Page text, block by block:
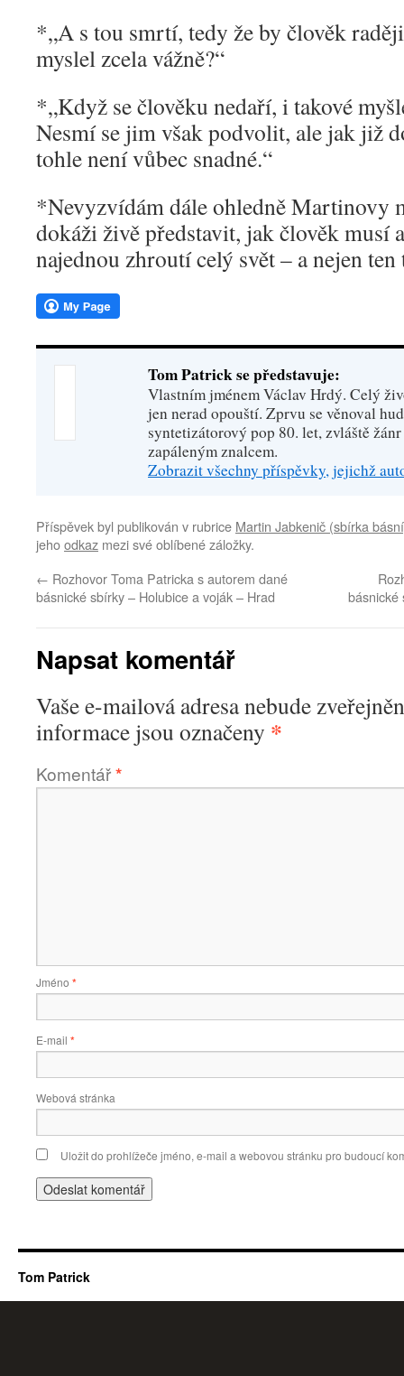
*„A s tou smrtí, tedy že by člověk
myslel zcela vážně?“
*„Když se člověku nedaří, i takové
Nesmí se jim však podvolit, ale jak již
tohle není vůbec snadné.“
*Nevyzvídám dále ohledně Martinovy
dokáži živě představit, jak člověk musí
najednou zhroutí celý svět – a nejen
Tom Patrick se představuje:
Vlastním jménem Václav Hrdý. Celý
jen nerad opouští. Zprvu se věnoval
syntetizátorový pop 80. let, zvláště
zapáleným znalcem.
Zobrazit všechny příspěvky, jejichž
Příspěvek byl publikován v rubrice Martin Jabkenič (sbírka
jehoodkaz mezi své oblíbené záložky.
← Rozhovor Toma Patricka s autorem dané
básnické sbírky – Holubice a voják – Hrad
Napsat komentář
Vaše e-mailová adresa nebude
informace jsou označeny *
Komentář*
Jméno *
E-mail *
Webová stránka
Uložit do prohlížeče jméno, e-mail a webovou stránku pro budoucí
Tom Patrick